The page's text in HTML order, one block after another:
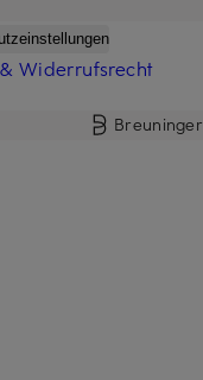
Widerrufsrecht
Breuninger